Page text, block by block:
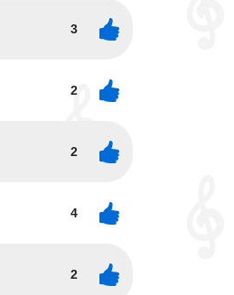
3
2
2
4
2